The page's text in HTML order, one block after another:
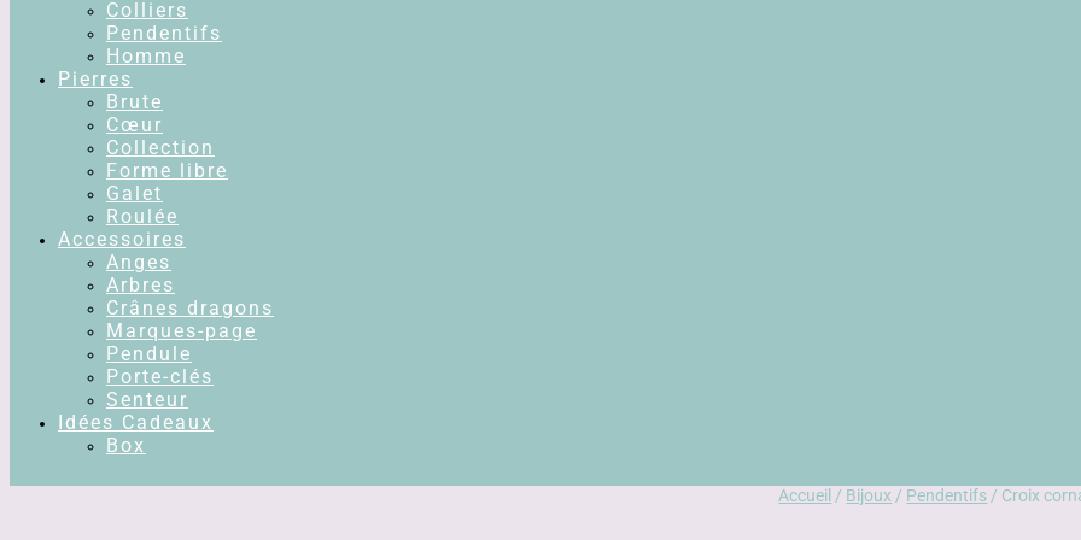
Colliers
Pendentifs
Homme
Pierres
Brute
Cœur
Collection
Forme libre
Galet
Roulée
Accessoires
Anges
Arbres
Crânes dragons
Marques-page
Pendule
Porte-clés
Senteur
Idées Cadeaux
Box
Accueil / Bijoux / Pendentifs / Croix